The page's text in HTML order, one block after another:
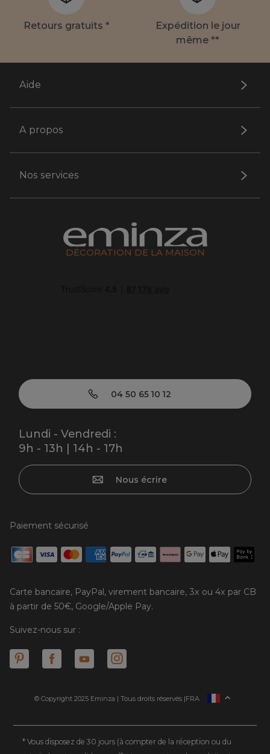
Retours gratuits *
Expédition le jour
même **
Aide
A propos
Nos services
DÉCORATION DE LA MAISON
04 50 65 10 12
Lundi - Vendredi :
9h - 13h | 14h - 17h
Nous écrire
Paiement sécurisé
Carte bancaire, PayPal, virement bancaire, 3x ou 4x par CB
à partir de 50€, Google/Apple Pay.
Suivez-nous sur :
© Copyright 2025 Eminza | Tous droits réservés |
ESPAÑA
DEUTSCHLAND
FRA
* Vous disposez de 30 jours (à compter de la réception ou du